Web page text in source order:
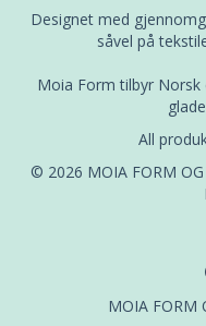
Designet med
såvel på
Moia Form tilbyr
All
© 2026 MOIA FORM
MOIA FORM